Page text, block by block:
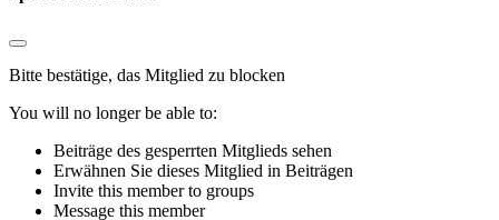
Bitte bestätige, das Mitglied zu blocken
You will no longer be able to:
Beiträge des gesperrten Mitglieds sehen
Erwähnen Sie dieses Mitglied in Beiträgen
Invite this member to groups
Message this member